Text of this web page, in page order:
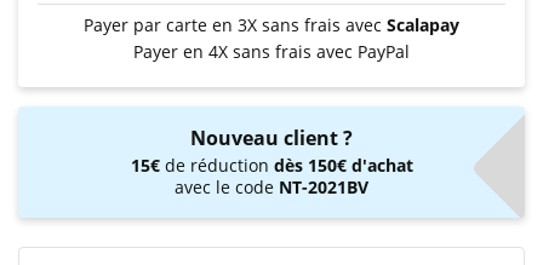
Payer par carte en 3X sans frais avec Scalapay
Payer en 4X sans frais avec PayPal
Nouveau client ?
15€de réduction dès 150€ d'achat
avec le code NT-2021BV